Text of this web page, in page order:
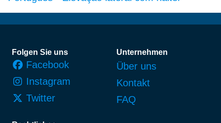
Fußzeile
Folgen Sie uns
Facebook
Instagram
Twitter
Unternehmen
Über uns
Kontakt
FAQ